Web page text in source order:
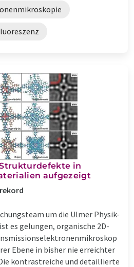
in
aufgezeigt
um die Ulmer Physik-
es gelungen, organische 2D-
Ebene in bisher nie erreichter
kontrastreiche und detaillierte